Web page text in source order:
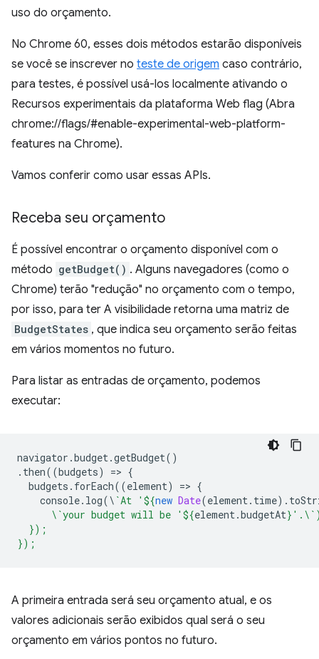
uso do orçamento.
No Chrome 60, esses dois métodos estarão disponíveis
se você se inscrever no teste de origem caso contrário,
para testes, é possível usá-los localmente ativando o
Recursos experimentais da plataforma Web flag (Abra
chrome://flags/#enable-experimental-web-platform-
features na Chrome).
Vamos conferir como usar essas APIs.
Receba seu orçamento
É possível encontrar o orçamento disponível com o
método getBudget() . Alguns navegadores (como o
Chrome) terão "redução" no orçamento com o tempo,
por isso, para ter A visibilidade retorna uma matriz de
BudgetStates , que indica seu orçamento serão feitas
em vários momentos no futuro.
Para listar as entradas de orçamento, podemos
executar:
navigator .budget.getBudget()
. then((budgets) => {
budgets . forEach((element) => {
console. log(\ `At ' ${new Date(element. time).
      \`your budget will be '
${element.budgetAt}
  });
});
A primeira entrada será seu orçamento atual, e os
valores adicionais serão exibidos qual será o seu
orçamento em vários pontos no futuro.